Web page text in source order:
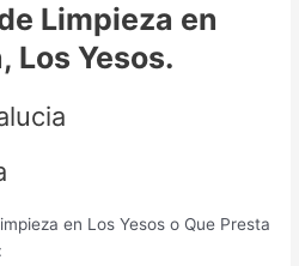
Limpieza en
Los Yesos.
en Los Yesos o Que Presta